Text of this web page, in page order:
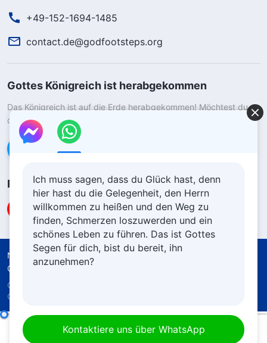
+49-152-1694-1485
contact.de@godfootsteps.org
Gottes Königreich ist herabgekommen
Das Königreich ist auf die Erde herabgekommen! Möchtest du
das Königreich Gottes betreten?
Kontaktiere uns über WhatsApp
Folge uns
Nutzungsbedingungen
Datenschutzrichtlinie
Quellenangaben
Cookie-Richtlinie
Copyright © 2026
Gottes.
Ich muss sagen, dass du Glück hast, denn
hier hast du die Gelegenheit, den Herrn
willkommen zu heißen und den Weg zu
finden, Schmerzen loszuwerden und ein
schönes Leben zu führen. Das ist Gottes
Segen für dich, bist du bereit, ihn
anzunehmen?
Kontaktiere uns über WhatsApp